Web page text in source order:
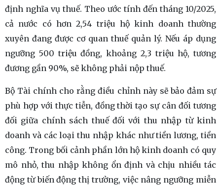
định nghĩa vụ thuế. Theo ước tính đến tháng 10/2025,
cả nước có hơn 2,54 triệu hộ kinh doanh thường
xuyên đang được cơ quan thuế quản lý. Nếu áp dụng
ngưỡng 500 triệu đồng, khoảng 2,3 triệu hộ, tương
đương gần 90%, sẽ không phải nộp thuế.
Bộ Tài chính cho rằng điều chỉnh này sẽ bảo đảm sự
phù hợp với thực tiễn, đồng thời tạo sự cân đối tương
đối giữa chính sách thuế đối với thu nhập từ kinh
doanh và các loại thu nhập khác như tiền lương, tiền
công. Trong bối cảnh phần lớn hộ kinh doanh có quy
mô nhỏ, thu nhập không ổn định và chịu nhiều tác
động từ biến động thị trường, việc nâng ngưỡng miễn